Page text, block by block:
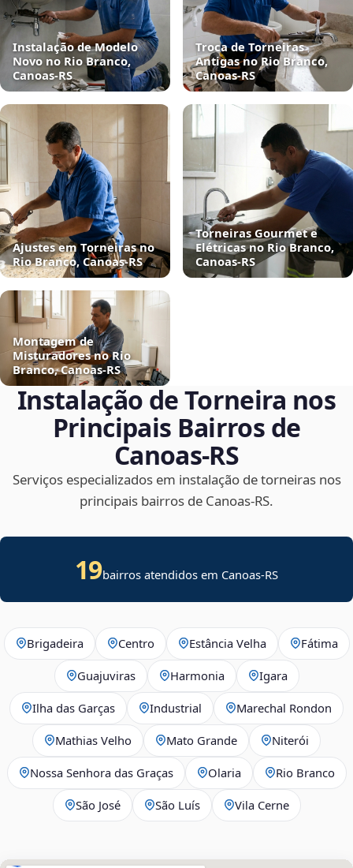
Instalação de Modelo
Novo no Rio Branco,
Canoas‑RS
Troca de Torneiras
Antigas no Rio Branco,
Canoas‑RS
Ajustes em Torneiras no
Rio Branco, Canoas‑RS
Torneiras Gourmet e
Elétricas no Rio Branco,
Canoas‑RS
Montagem de
Misturadores no Rio
Branco, Canoas‑RS
Instalação de Torneira nos
Principais Bairros de
Canoas‑RS
Serviços especializados em instalação de torneiras nos
principais bairros de Canoas‑RS.
19bairros atendidos em Canoas-RS
Brigadeira Centro Estância Velha Fátima
Guajuviras Harmonia Igara
Ilha das Garças Industrial Marechal Rondon
Mathias Velho Mato Grande Niterói
Nossa Senhora das Graças Olaria Rio Branco
São José São Luís Vila Cerne